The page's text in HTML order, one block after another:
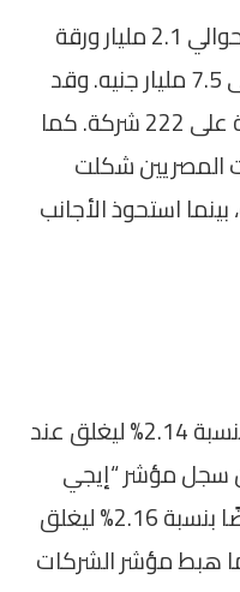
بلغ حجم التداول على الأسهم حوالي 2.1 مليار ورقة
مالية، بقيمة إجمالية وصلت إلى 7.5 مليار جنيه. وقد
تم تنفيذ نحو 202.3 ألف عملية على 222 شركة. كما
المصريين شكلت
بينما استحوذ الأجانب
تراجع مؤشر “إيجي إكس 30” بنسبة 2.14% ليغلق عند
في حين سجل مؤشر “إيجي
إكس 30 محدد الأوزان” انخفاضًا بنسبة 2.16% ليغلق
نقطة. كما هبط مؤشر الشركات